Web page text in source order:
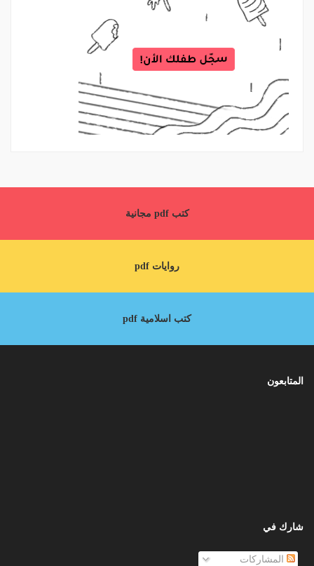
كتب pdf مجانية
روايات pdf
كتب اسلامية pdf
المتابعون
شارك في
المشاركات